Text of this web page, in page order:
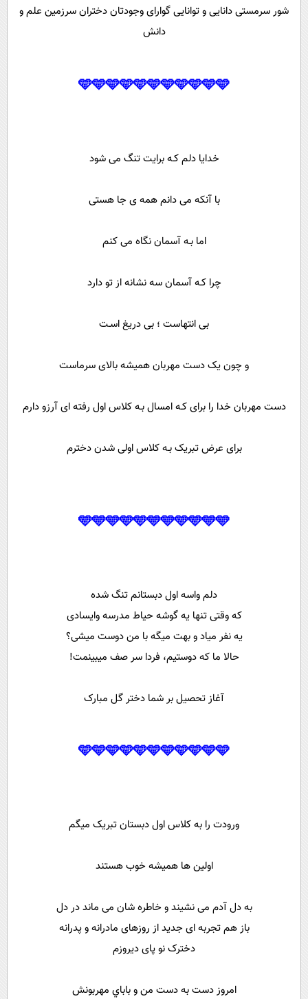
شور سرمستی دانایی و توانایی گوارای وجودتان دختران سرزمین علم و
دانش
🩵🩵🩵🩵🩵🩵🩵🩵🩵🩵🩵
خدایا دلم کـه برایت تنگ می شود
با آنکه می دانم همه ی جا هستی
اما بـه آسمان نگاه می کنم
چرا کـه آسمان سه نشانه از تو دارد
بی انتهاست ؛ بی دریغ اسـت
و چون یک دست مهربان همیشه بالای سرماست
دست مهربان خدا را برای کـه امسال بـه کلاس اول رفته ای آرزو دارم
برای عرض تبریک بـه کلاس اولی شدن دخترم
🩵🩵🩵🩵🩵🩵🩵🩵🩵🩵🩵
دلم واسه اول دبستانم تنگ شده
که وقتی تنها یه گوشه‌ حیاط مدرسه وایسادی
یه نفر میاد و بهت میگه با من دوست میشی؟
حالا ما که دوستیم، فردا سر صف میبینمت!
آغاز تحصیل بر شما دختر گل مبارک
🩵🩵🩵🩵🩵🩵🩵🩵🩵🩵🩵
ورودت را به کلاس اول دبستان تبریک میگم
اولین ها همیشه خوب هستند
به دل آدم می نشیند و خاطره شان می ماند در دل
باز هم تجربه ای جدید از روزهای مادرانه و پدرانه
دخترک نو پای ديروزم
امروز دست به دست من و باباي مهربونش